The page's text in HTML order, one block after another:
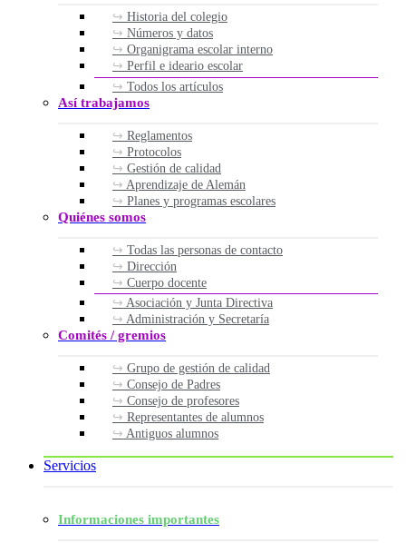
Historia del colegio
Números y datos
Organigrama escolar interno
Perfil e ideario escolar
Todos los artículos
Así trabajamos
Reglamentos
Protocolos
Gestión de calidad
Aprendizaje de Alemán
Planes y programas escolares
Quiénes somos
Todas las personas de contacto
Dirección
Cuerpo docente
Asociación y Junta Directiva
Administración y Secretaría
Comités / gremios
Grupo de gestión de calidad
Consejo de Padres
Consejo de profesores
Representantes de alumnos
Antiguos alumnos
Servicios
Informaciones importantes